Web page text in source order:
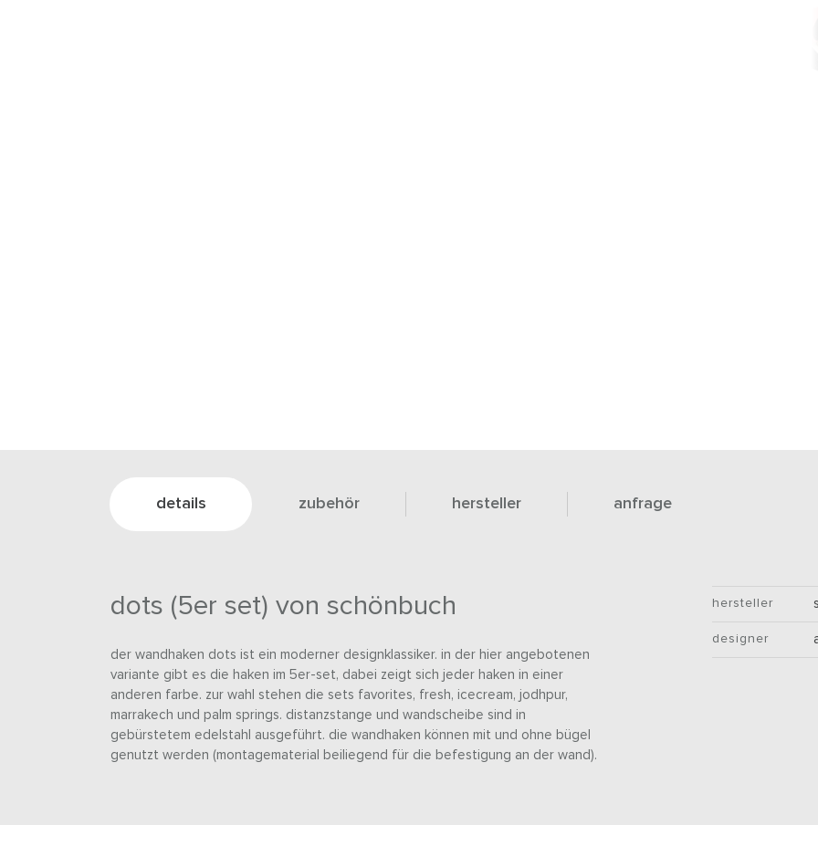
details zubehör hersteller anfrage
dots (5er set) von schönbuch
der wandhaken dots ist ein moderner designklassiker. in der hier angebotenen
variante gibt es die haken im 5er-set, dabei zeigt sich jeder haken in einer
anderen farbe. zur wahl stehen die sets favorites, fresh, icecream, jodhpur,
marrakech und palm springs. distanzstange und wandscheibe sind in
gebürstetem edelstahl ausgeführt. die wandhaken können mit und ohne bügel
genutzt werden (montagematerial beiliegend für die befestigung an der wand).
hersteller
designer